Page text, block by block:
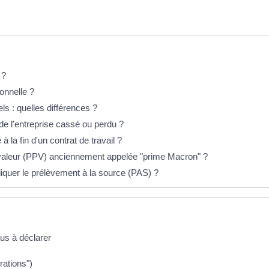
?
: quelles différences ?
l'entreprise cassé ou perdu ?
la fin d'un contrat de travail ?
(PPV) anciennement appelée "prime Macron" ?
le prélèvement à la source (PAS) ?
à déclarer